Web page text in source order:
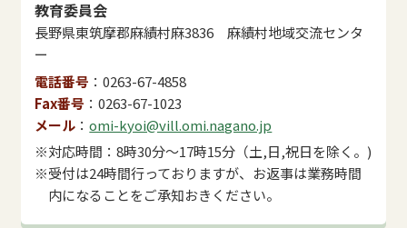
教育委員会
長野県東筑摩郡麻績村麻3836 麻績村地域交流センタ
ー
電話番号
0263-67-4858
Fax番号
0263-67-1023
メール
omi-kyoi@vill.omi.nagano.jp
※対応時間：8時30分～17時15分（土,日,祝日を除く。)
※受付は24時間行っておりますが、お返事は業務時間
内になることをご承知おきください。